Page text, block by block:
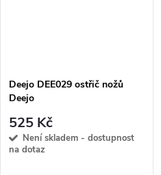
Deejo DEE029 ostřič nožů
Deejo
525 Kč
Není skladem - dostupnost
na dotaz